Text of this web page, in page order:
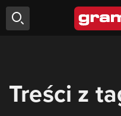
Treści z